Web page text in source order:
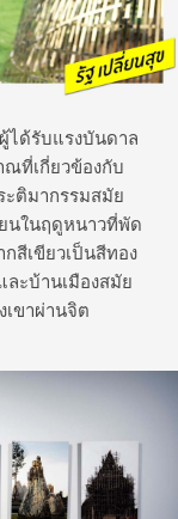
ด้รับแรงบันดาล
ที่เกี่ยวข้องกับ
ะติมากรรมสมัย
นในฤดูหนาวที่พัด
สีเขียวเป็นสีทอง
ะบ้านเมืองสมัย
ขาผ่านจิต